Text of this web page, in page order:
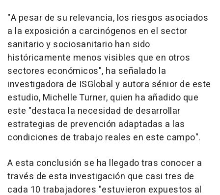
"A pesar de su relevancia, los riesgos asociados
a la exposición a carcinógenos en el sector
sanitario y sociosanitario han sido
históricamente menos visibles que en otros
sectores económicos", ha señalado la
investigadora de ISGlobal y autora sénior de este
estudio, Michelle Turner, quien ha añadido que
este "destaca la necesidad de desarrollar
estrategias de prevención adaptadas a las
condiciones de trabajo reales en este campo".
A esta conclusión se ha llegado tras conocer a
través de esta investigación que casi tres de
cada 10 trabajadores "estuvieron expuestos al